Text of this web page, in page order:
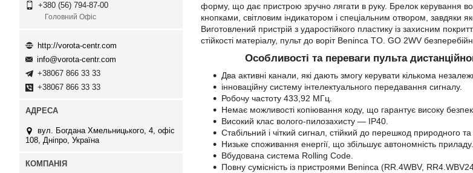
форму, що дає пристрою зручно лягати в руку. Брелок керування
кнопками, світловим індикатором і спеціальним отвором, завдяки
Виготовлений пристрій з ударостійкого пластику із захисним
стійкості матеріалу, пульт до воріт Beninca TO. GO 2WV
Особливості та переваги пульта
Два активні канали, які дають змогу керувати кількома
інноваційну систему інтелектуального передавання сигналу.
Робочу частоту 433,92 МГц.
Немає можливості копіювання коду, що гарантує високу
Високий клас волого-пилозахисту — IP40.
Стабільний і чіткий сигнал, стійкий до перешкод природного та
Низьке споживання енергії, що збільшує автономність приладу.
Вбудована система Rolling Code.
Повну сумісність із пристроями Beninca (RR.4WBV,
+380 (56) 794-87-00
Головний Офіс
http://vorota-centr.com
info@vorota-centr.com
+38067 866 33 33
+38067 866 33 33
вул. Богдана Хмельницького, 4, офіс
108, Дніпро, Україна